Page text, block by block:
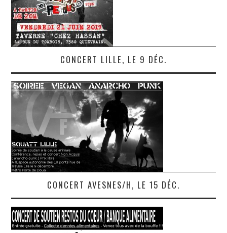
CONCERT LILLE, LE 9 DÉC.
CONCERT AVESNES/H, LE 15 DÉC.